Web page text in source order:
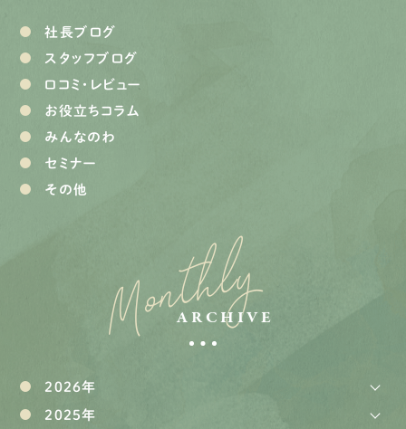
社長ブログ
スタッフブログ
口コミ・レビュー
お役立ちコラム
みんなのわ
セミナー
その他
Monthly
ARCHIVE
2026年
2025年